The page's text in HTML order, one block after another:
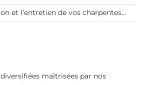
et l’entretien de vos charpentes…
maîtrisées par nos